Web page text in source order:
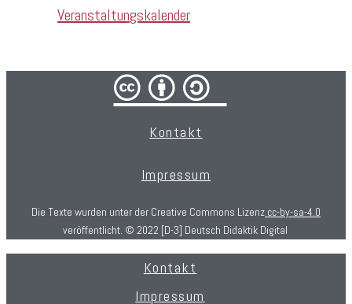
Veranstaltungskalender
cba/
Kontakt
Impressum
Die Texte wurden unter der Creative Commons Lizenz cc-by-sa-4.0
veröffentlicht. © 2022 [D-3] Deutsch Didaktik Digital
Kontakt
Impressum